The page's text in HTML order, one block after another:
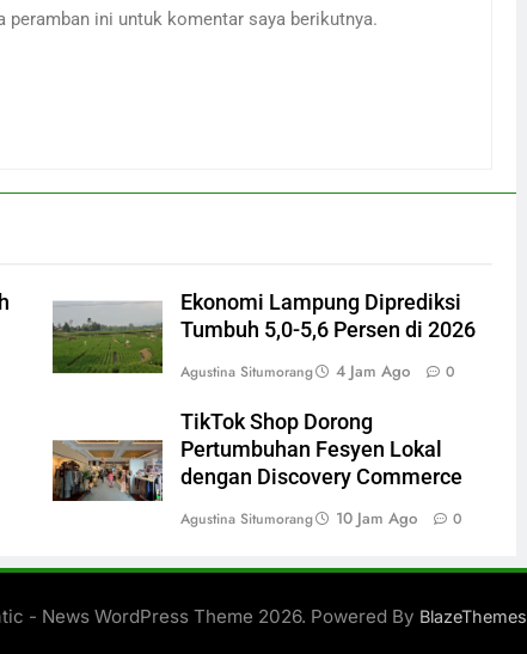
peramban ini untuk komentar saya berikutnya.
Ekonomi Lampung Diprediksi
Tumbuh 5,0-5,6 Persen di 2026
Agustina Situmorang 4 Jam Ago 0
TikTok Shop Dorong
Pertumbuhan Fesyen Lokal
dengan Discovery Commerce
Agustina Situmorang 10 Jam Ago 0
- News WordPress Theme 2026. Powered By BlazeThemes